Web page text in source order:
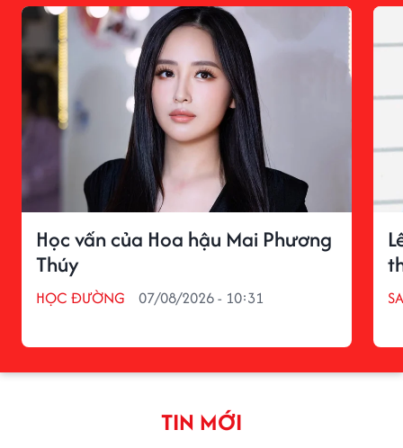
Học vấn của Hoa hậu Mai Phương
Thúy
HỌC ĐƯỜNG 07/08/2026 - 10:31
TIN MỚI